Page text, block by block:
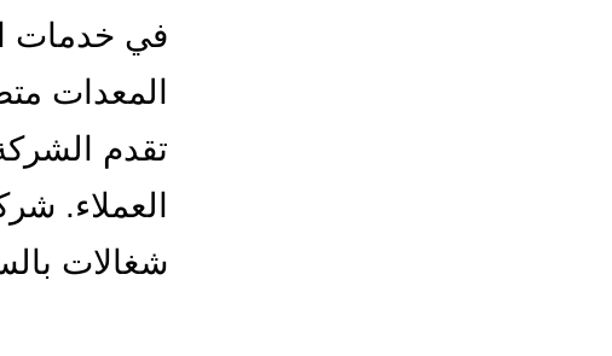
في خدمات
المعدات
تقدم
العملاء.
شغالات